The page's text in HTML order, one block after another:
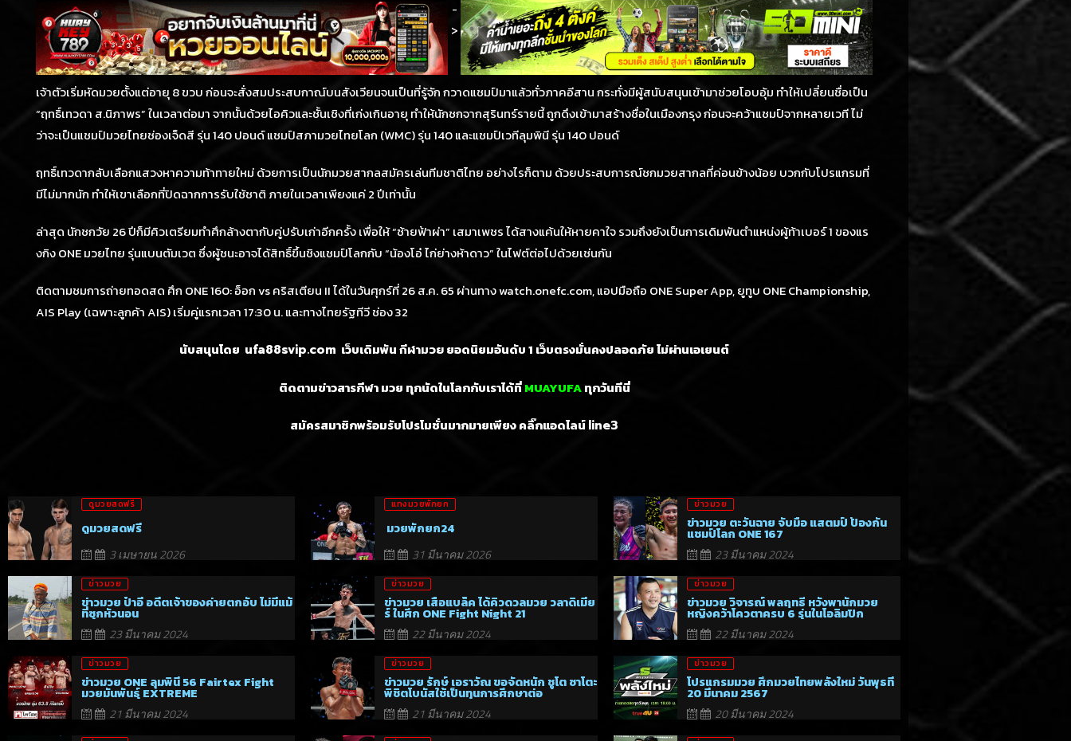
-
>
เจ้าตัวเริ่มหัดมวยตั้งแต่อายุ 8 ขวบ ก่อนจะสั่งสมประสบกาณ์บนสังเวียนจนเป็นที่รู้จัก กวาดแชมป์มาแล้วทั่วภาคอีสาน กระทั่งมีผู้สนับสนุนเข้ามาช่วยโอบอุ้ม ทำให้เปลี่ยนชื่อเป็น
“ฤทธิ์เทวดา ส.นิภาพร” ในเวลาต่อมา จากนั้นด้วยไอคิวและชั้นเชิงที่เก่งเกินอายุ ทำให้นักชกจากสุรินทร์รายนี้ ถูกดึงเข้ามาสร้างชื่อในเมืองกรุง ก่อนจะคว้าแชมป์จากหลายเวที ไม่
ว่าจะเป็นแชมป์มวยไทยช่องเจ็ดสี รุ่น 140 ปอนด์ แชมป์สภามวยไทยโลก (WMC) รุ่น 140 และแชมป์เวทีลุมพินี รุ่น 140 ปอนด์
ฤทธิ์เทวดากลับเลือกแสวงหาความท้าทายใหม่ ด้วยการเป็นนักมวยสากลสมัครเล่นทีมชาติไทย อย่างไรก็ตาม ด้วยประสบการณ์ชกมวยสากลที่ค่อนข้างน้อย บวกกับโปรแกรมที่
มีไม่มากนัก ทำให้เขาเลือกที่ปิดฉากการรับใช้ชาติ ภายในเวลาเพียงแค่ 2 ปีเท่านั้น
ล่าสุด นักชกวัย 26 ปีก็มีคิวเตรียมทำศึกล้างตากับคู่ปรับเก่าอีกครั้ง เพื่อให้ “ซ้ายฟ้าผ่า” เสมาเพชร ได้สางแค้นให้หายคาใจ รวมถึงยังเป็นการเดิมพันตำแหน่งผู้ท้าเบอร์ 1 ของแร
งกิง ONE มวยไทย รุ่นแบนตัมเวต ซึ่งผู้ชนะอาจได้สิทธิ์ขึ้นชิงแชมป์โลกกับ “น้องโอ๋ ไก่ย่างห้าดาว” ในไฟต์ต่อไปด้วยเช่นกัน
ติดตามชมการถ่ายทอดสด ศึก ONE 160: อ็อก vs คริสเตียน II ได้ในวันศุกร์ที่ 26 ส.ค. 65 ผ่านทาง watch.onefc.com, แอปมือถือ ONE Super App, ยูทูบ ONE Championship,
AIS Play (เฉพาะลูกค้า AIS) เริ่มคู่แรกเวลา 17:30 น. และทางไทยรัฐทีวี ช่อง 32
นับสนุนโดย ufa88svip.com เว็บเดิมพันกีฬามวยยอดนิยมอันดับ 1 เว็บตรงมั่นคงปลอดภัย ไม่ผ่านเอเยนต์
ติดตามข่าวสารกีฬา มวย ทุกนัดในโลกกับเราได้ที่MUAYUFAทุกวันทีนี่
สมัครสมาชิกพร้อมรับโปรโมชั่นมากมายเพียง คลิ๊กแอดไลน์line3
ดูมวยสดฟรี
ดูมวยสดฟรี
3 เมษายน 2026
แทงมวยพักยก
มวยพักยก24
31 มีนาคม 2026
ข่าวมวย
ข่าวมวย ตะวันฉาย จับมือ แสตมป์ ป้องกัน
แชมป์โลก ONE 167
23 มีนาคม 2024
ข่าวมวย
ข่าวมวย ป๋าอี อดีตเจ้าของค่ายตกอับ ไม่มีแม้
ที่ซุกหัวนอน
23 มีนาคม 2024
ข่าวมวย
ข่าวมวย เสือแบล็ค ได้คิวดวลมวย วลาดิเมีย
ร์ ในศึก ONE Fight Night 21
22 มีนาคม 2024
ข่าวมวย
ข่าวมวย วิจารณ์ พลฤทธิ์ หวังพานักมวย
หญิงคว้าโควตาครบ 6 รุ่นในโอลิมปิก
22 มีนาคม 2024
ข่าวมวย
ข่าวมวย ONE ลุมพินี 56 Fairtex Fight
มวยมันพันธุ์ EXTREME
21 มีนาคม 2024
ข่าวมวย
ข่าวมวย รักษ์ เอราวัณ ขอจัดหนัก ชูโต ซาโตะ
พิชิตโบนัสใช้เป็นทุนการศึกษาต่อ
21 มีนาคม 2024
ข่าวมวย
โปรแกรมมวย ศึกมวยไทยพลังใหม่ วันพุธที่
20 มีนาคม 2567
20 มีนาคม 2024